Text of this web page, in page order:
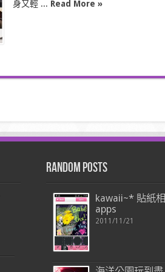
身又輕 ... Read More »
Random Posts
kawaii~* 貼紙相
apps
2011/11/21